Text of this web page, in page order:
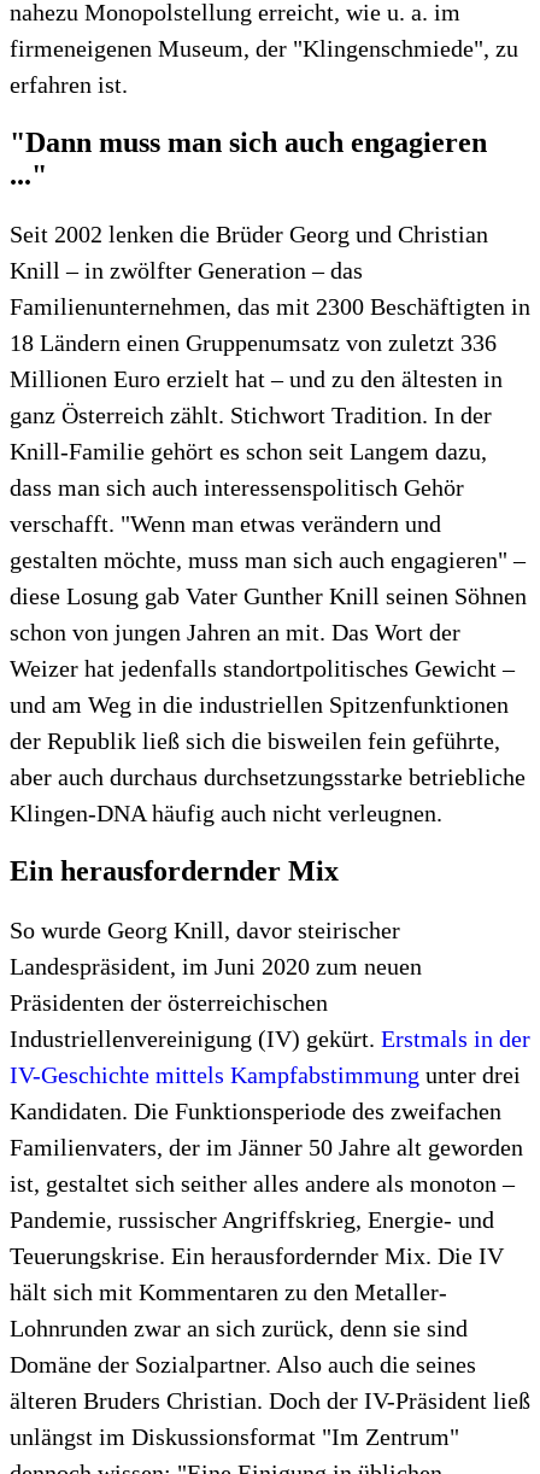
nahezu Monopolstellung erreicht, wie u. a. im
firmeneigenen Museum, der "Klingenschmiede", zu
erfahren ist.
"Dann muss man sich auch engagieren
..."
Seit 2002 lenken die Brüder Georg und Christian
Knill – in zwölfter Generation – das
Familienunternehmen, das mit 2300 Beschäftigten in
18 Ländern einen Gruppenumsatz von zuletzt 336
Millionen Euro erzielt hat – und zu den ältesten in
ganz Österreich zählt. Stichwort Tradition. In der
Knill-Familie gehört es schon seit Langem dazu,
dass man sich auch interessenspolitisch Gehör
verschafft. "Wenn man etwas verändern und
gestalten möchte, muss man sich auch engagieren" –
diese Losung gab Vater Gunther Knill seinen Söhnen
schon von jungen Jahren an mit. Das Wort der
Weizer hat jedenfalls standortpolitisches Gewicht –
und am Weg in die industriellen Spitzenfunktionen
der Republik ließ sich die bisweilen fein geführte,
aber auch durchaus durchsetzungsstarke betriebliche
Klingen-DNA häufig auch nicht verleugnen.
Ein herausfordernder Mix
So wurde Georg Knill, davor steirischer
Landespräsident, im Juni 2020 zum neuen
Präsidenten der österreichischen
Industriellenvereinigung (IV) gekürt. Erstmals in der
IV-Geschichte mittels Kampfabstimmung unter drei
Kandidaten. Die Funktionsperiode des zweifachen
Familienvaters, der im Jänner 50 Jahre alt geworden
ist, gestaltet sich seither alles andere als monoton –
Pandemie, russischer Angriffskrieg, Energie- und
Teuerungskrise. Ein herausfordernder Mix. Die IV
hält sich mit Kommentaren zu den Metaller-
Lohnrunden zwar an sich zurück, denn sie sind
Domäne der Sozialpartner. Also auch die seines
älteren Bruders Christian. Doch der IV-Präsident ließ
unlängst im Diskussionsformat "Im Zentrum"